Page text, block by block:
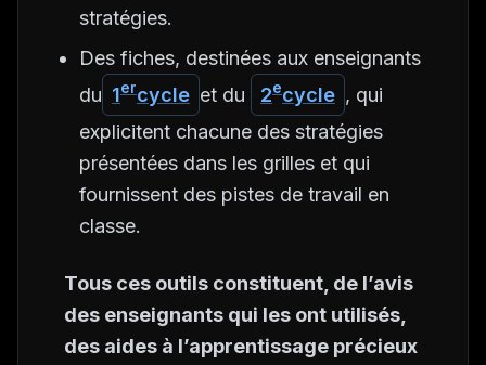
stratégies.
Des fiches, destinées aux enseignants
du 1ercycle et du 2ecycle , qui
explicitent chacune des stratégies
présentées dans les grilles et qui
fournissent des pistes de travail en
classe.
Tous ces outils constituent, de l’avis
des enseignants qui les ont utilisés,
des aides à l’apprentissage précieux